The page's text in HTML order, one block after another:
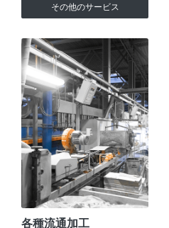
その他のサービス
各種流通加工